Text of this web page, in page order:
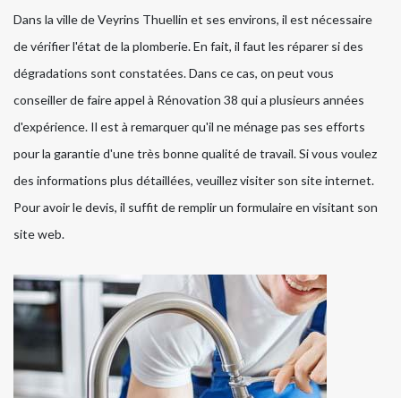
Dans la ville de Veyrins Thuellin et ses environs, il est nécessaire
de vérifier l'état de la plomberie. En fait, il faut les réparer si des
dégradations sont constatées. Dans ce cas, on peut vous
conseiller de faire appel à Rénovation 38 qui a plusieurs années
d'expérience. Il est à remarquer qu'il ne ménage pas ses efforts
pour la garantie d'une très bonne qualité de travail. Si vous voulez
des informations plus détaillées, veuillez visiter son site internet.
Pour avoir le devis, il suffit de remplir un formulaire en visitant son
site web.